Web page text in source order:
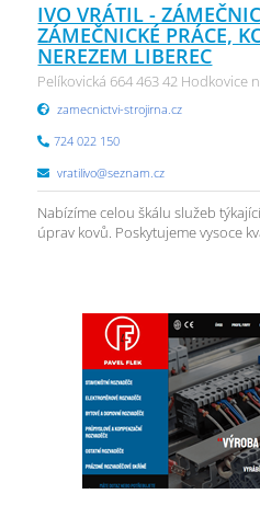
IVO VRÁTIL -
ZÁMEČNICKÉ PRÁCE,
NEREZEM LIBEREC
Pelíkovická 664 463 42 Hodkovice
zamecnictvi-strojirna.cz
724 022 150
vratilivo@seznam.cz
Nabízíme celou škálu služeb
úprav kovů. Poskytujeme vysoce